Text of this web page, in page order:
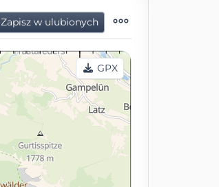
Zapisz w ulubionych
GPX